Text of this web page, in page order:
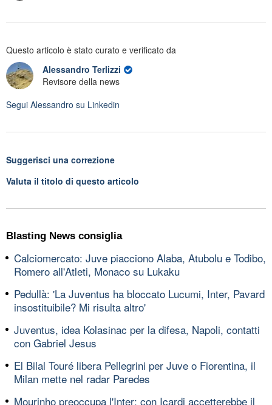
Questo articolo è stato curato e verificato da
Alessandro Terlizzi
Revisore della news
Segui Alessandro su Linkedin
Suggerisci una correzione
Valuta il titolo di questo articolo
Blasting News consiglia
Calciomercato: Juve piacciono Alaba, Atubolu e Todibo,
Romero all'Atleti, Monaco su Lukaku
Pedullà: 'La Juventus ha bloccato Lucumi, Inter, Pavard
insostituibile? Mi risulta altro'
Juventus, idea Kolasinac per la difesa, Napoli, contatti
con Gabriel Jesus
El Bilal Touré libera Pellegrini per Juve o Fiorentina, il
Milan mette nel radar Paredes
Mourinho preoccupa l'Inter: con Icardi accetterebbe il